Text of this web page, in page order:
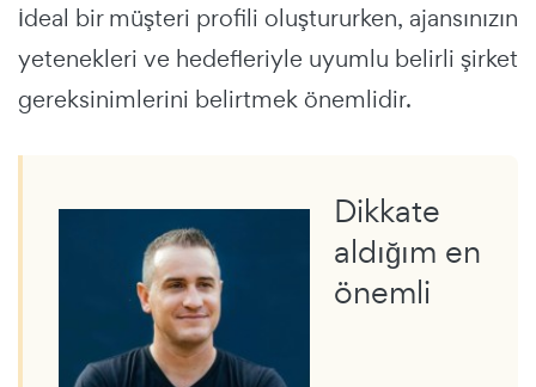
İdeal bir müşteri profili oluştururken, ajansınızın
yetenekleri ve hedefleriyle uyumlu belirli şirket
gereksinimlerini belirtmek önemlidir.
Dikkate
aldığım en
önemli